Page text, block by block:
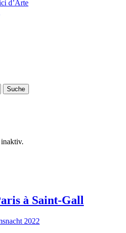
d’Arte
à Saint-Gall